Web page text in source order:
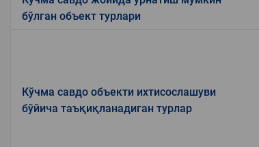
бўлган объект турлари
Кўчма савдо объекти ихтисослашуви
бўйича таъқиқланадиган турлар